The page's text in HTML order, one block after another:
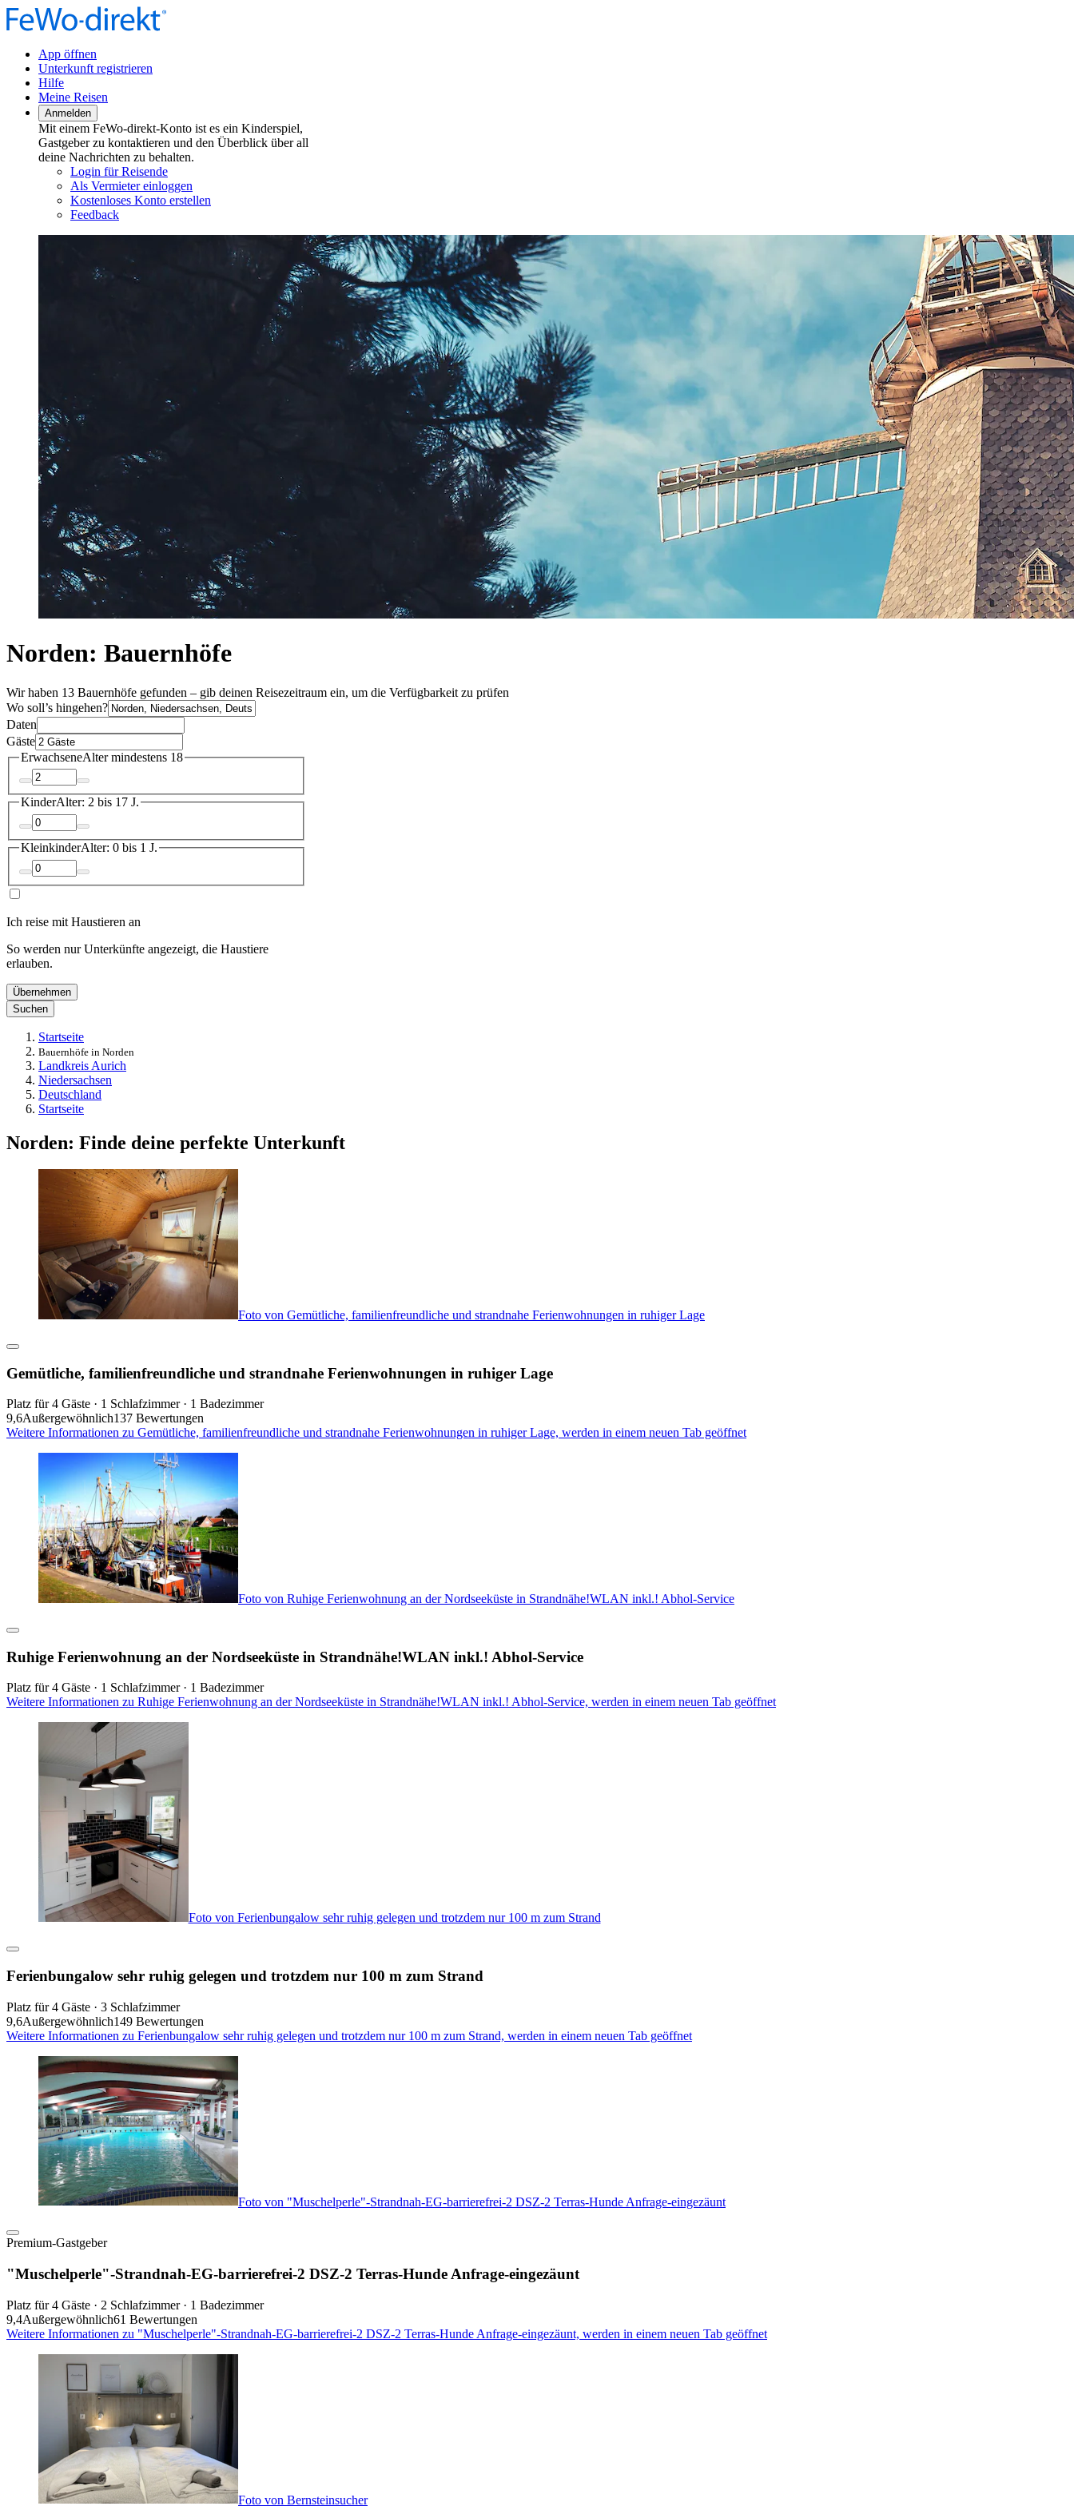
App öffnen
Unterkunft registrieren
Hilfe
Meine Reisen
Anmelden
Mit einem FeWo-direkt-Konto ist es ein Kinderspiel,
Gastgeber zu kontaktieren und den Überblick über all
deine Nachrichten zu behalten.
Login für Reisende
Als Vermieter einloggen
Kostenloses Konto erstellen
Feedback
Norden: Bauernhöfe
Wir haben 13 Bauernhöfe gefunden – gib deinen Reisezeitraum ein, um die Verfügbarkeit zu prüfen
Wo soll’s hingehen?
Daten
Gäste
ErwachseneAlter mindestens 18
KinderAlter: 2 bis 17 J.
KleinkinderAlter: 0 bis 1 J.
Ich reise mit Haustieren an
So werden nur Unterkünfte angezeigt, die Haustiere
erlauben.
Übernehmen
Suchen
Startseite
Bauernhöfe in Norden
Landkreis Aurich
Niedersachsen
Deutschland
Startseite
Norden: Finde deine perfekte Unterkunft
Foto von Gemütliche, familienfreundliche und strandnahe Ferienwohnungen in ruhiger Lage
Gemütliche, familienfreundliche und strandnahe Ferienwohnungen in ruhiger Lage
Platz für 4 Gäste · 1 Schlafzimmer · 1 Badezimmer
9,6Außergewöhnlich137 Bewertungen
Weitere Informationen zu Gemütliche, familienfreundliche und strandnahe Ferienwohnungen in ruhiger Lage, werden in einem neuen Tab geöffnet
Foto von Ruhige Ferienwohnung an der Nordseeküste in Strandnähe!WLAN inkl.! Abhol-Service
Ruhige Ferienwohnung an der Nordseeküste in Strandnähe!WLAN inkl.! Abhol-Service
Platz für 4 Gäste · 1 Schlafzimmer · 1 Badezimmer
Weitere Informationen zu Ruhige Ferienwohnung an der Nordseeküste in Strandnähe!WLAN inkl.! Abhol-Service, werden in einem neuen Tab geöffnet
Foto von Ferienbungalow sehr ruhig gelegen und trotzdem nur 100 m zum Strand
Ferienbungalow sehr ruhig gelegen und trotzdem nur 100 m zum Strand
Platz für 4 Gäste · 3 Schlafzimmer
9,6Außergewöhnlich149 Bewertungen
Weitere Informationen zu Ferienbungalow sehr ruhig gelegen und trotzdem nur 100 m zum Strand, werden in einem neuen Tab geöffnet
Foto von "Muschelperle"-Strandnah-EG-barrierefrei-2 DSZ-2 Terras-Hunde Anfrage-eingezäunt
Premium-Gastgeber
"Muschelperle"-Strandnah-EG-barrierefrei-2 DSZ-2 Terras-Hunde Anfrage-eingezäunt
Platz für 4 Gäste · 2 Schlafzimmer · 1 Badezimmer
9,4Außergewöhnlich61 Bewertungen
Weitere Informationen zu "Muschelperle"-Strandnah-EG-barrierefrei-2 DSZ-2 Terras-Hunde Anfrage-eingezäunt, werden in einem neuen Tab geöffnet
Foto von Bernsteinsucher